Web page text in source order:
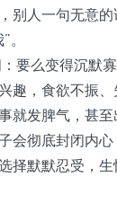
别人一句无意
要么变得沉默
趣，食欲不振
就发脾气，甚
会彻底封闭内
择默默忍受，